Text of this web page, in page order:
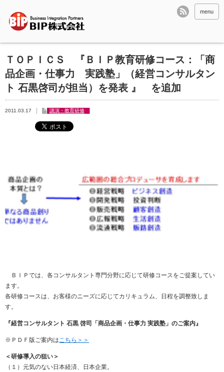
menu
ＴＯＰＩＣＳ 『ＢＩＰ教育研修コース：「商
品企画・仕事力 実践塾」（経営コンサルタン
ト 石黒啓司が担当）を発表 』 を追加
2011.03.17 講演・教育研修
ＢＩＰでは、各コンサルタント専門分野に応じて研修コースをご提案してい
ます。
各研修コースは、お客様のニーズに応じてカリキュラム、日程を調整致しま
す。
『経営コンサルタント 石黒 啓司「商品企画・仕事力 実践塾」のご案内』
※ＰＤＦ版ご案内はこちら＞＞
＜研修導入の狙い＞
（１）元気のない日本経済、日本企業。